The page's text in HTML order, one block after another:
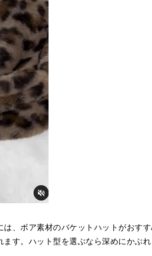
、ボア素材のバケットハットがおす
す。ハット型を選ぶなら深めにかぶ